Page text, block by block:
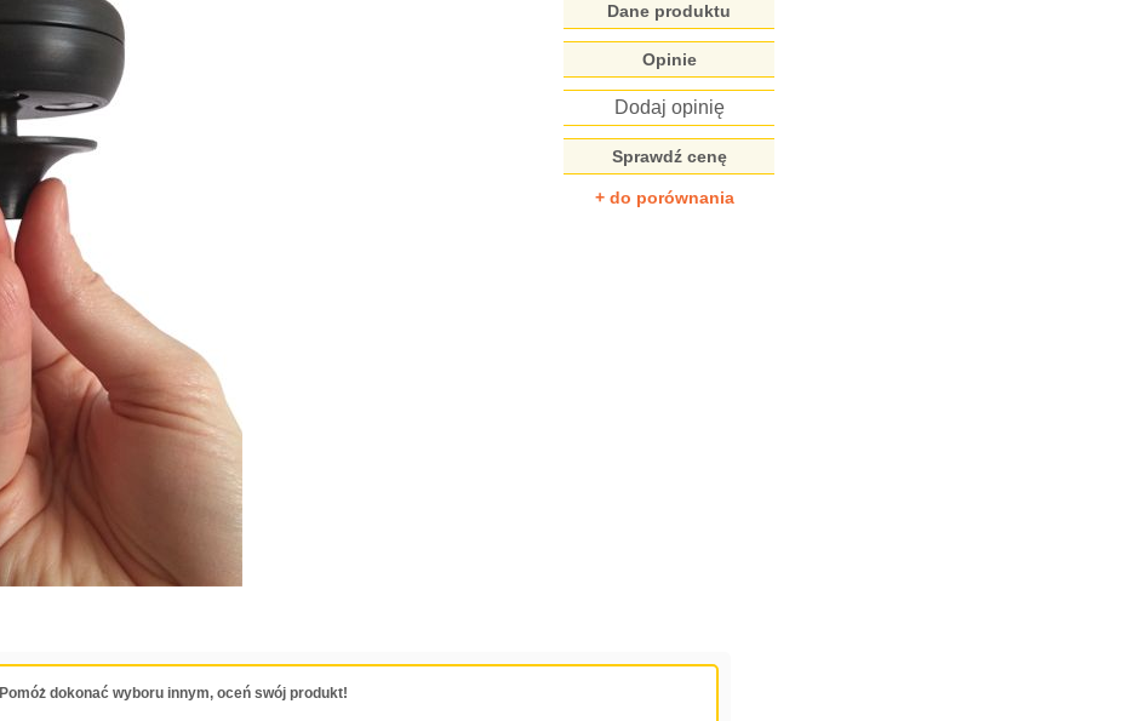
Dane produktu
Opinie
Dodaj opinię
Sprawdź cenę
+ do porównania
Pomóż dokonać wyboru innym, oceń swój produkt!